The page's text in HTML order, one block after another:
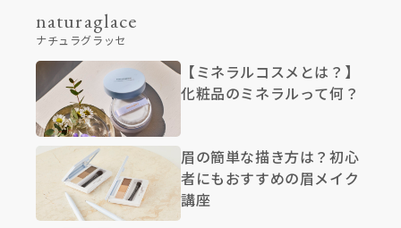
naturaglace
ナチュラグラッセ
【ミネラルコスメとは？】
化粧品のミネラルって何？
眉の簡単な描き方は？初心
者にもおすすめの眉メイク
講座